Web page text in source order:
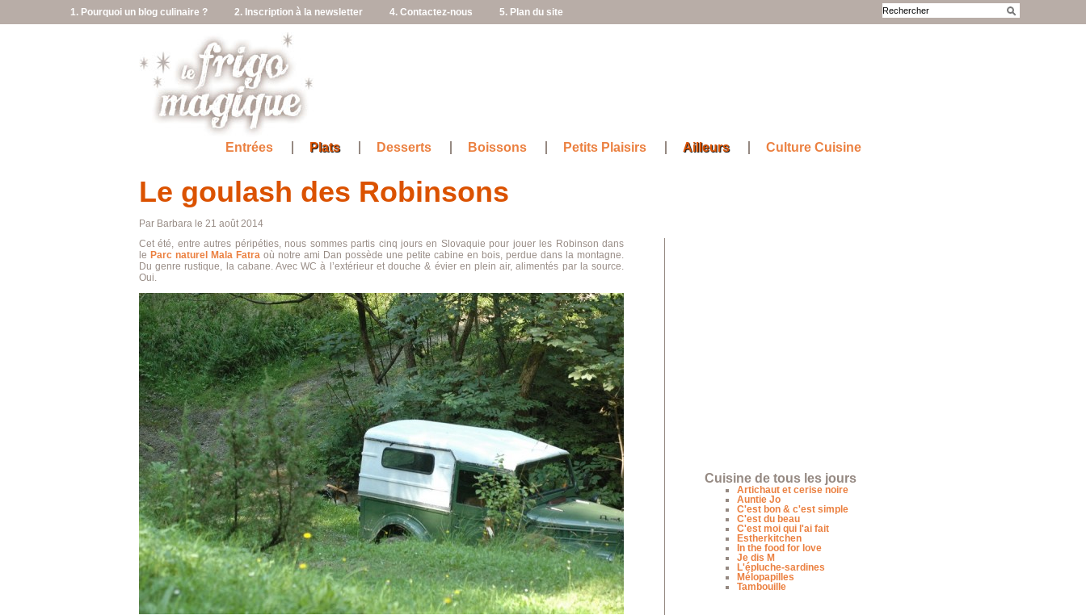
1. Pourquoi un blog culinaire ? 2. Inscription à la newsletter 4. Contactez-nous 5. Plan du site
Entrées Plats Desserts Boissons Petits Plaisirs Ailleurs Culture Cuisine
Le goulash des Robinsons
Par Barbara le 21 août 2014
Cet été, entre autres péripéties, nous sommes partis cinq jours en Slovaquie pour jouer les Robinson dans
le Parc naturel Mala Fatra où notre ami Dan possède une petite cabine en bois, perdue dans la montagne.
Du genre rustique, la cabane. Avec WC à l’extérieur et douche & évier en plein air, alimentés par la source.
Oui.
Cuisine de tous les jours
Artichaut et cerise noire
Auntie Jo
C'est bon & c'est simple
C'est du beau
C'est moi qui l'ai fait
Estherkitchen
In the food for love
Je dis M
L'épluche-sardines
Mélopapilles
Tambouille